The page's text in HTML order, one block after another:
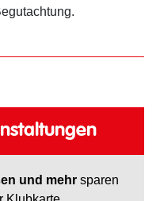
und mehr sparen